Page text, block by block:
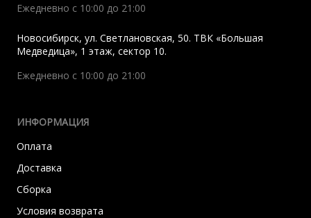
Ежедневно с 10:00 до 21:00
Новосибирск, ул. Светлановская, 50. ТВК «Большая
Медведица», 1 этаж, сектор 10.
Ежедневно с 10:00 до 21:00
ИНФОРМАЦИЯ
Оплата
Доставка
Сборка
Условия возврата